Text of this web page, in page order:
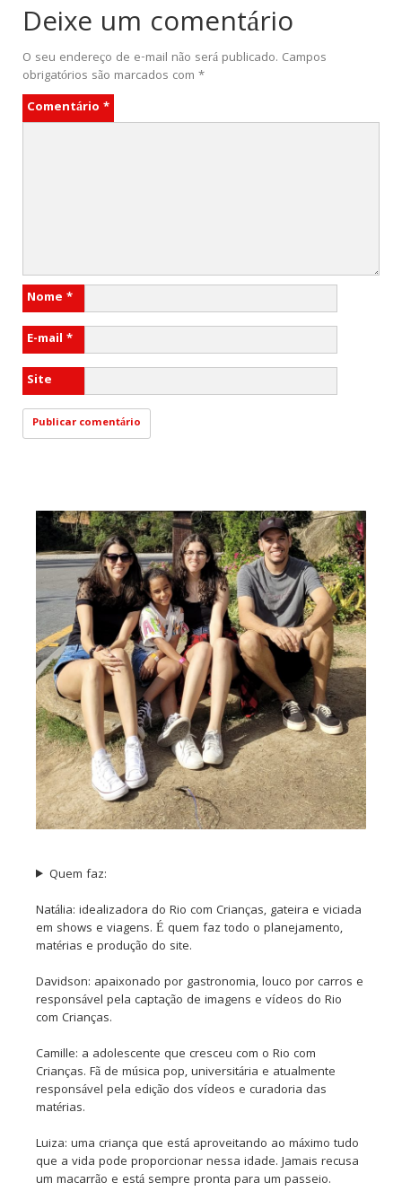
Deixe um comentário
O seu endereço de e-mail não será publicado. Campos
obrigatórios são marcados com *
Comentário *
Nome *
E-mail *
Site
Quem faz:
Natália: idealizadora do Rio com Crianças, gateira e viciada
em shows e viagens. É quem faz todo o planejamento,
matérias e produção do site.
Davidson: apaixonado por gastronomia, louco por carros e
responsável pela captação de imagens e vídeos do Rio
com Crianças.
Camille: a adolescente que cresceu com o Rio com
Crianças. Fã de música pop, universitária e atualmente
responsável pela edição dos vídeos e curadoria das
matérias.
Luiza: uma criança que está aproveitando ao máximo tudo
que a vida pode proporcionar nessa idade. Jamais recusa
um macarrão e está sempre pronta para um passeio.